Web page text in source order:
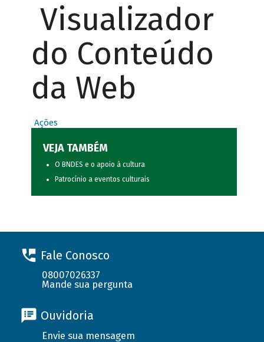
Visualizador
do Conteúdo
da Web
Ações
VEJA TAMBÉM
O BNDES e o apoio à cultura
Patrocínio a eventos culturais
Fale Conosco
08007026337
Mande sua pergunta
Ouvidoria
Envie sua mensagem